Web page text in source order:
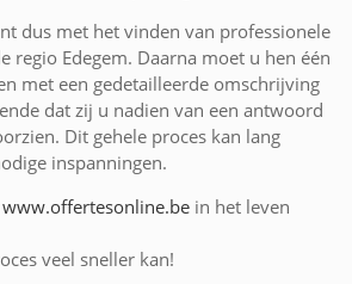
dus met het vinden van professionele
regio Edegem. Daarna moet u hen één
met een gedetailleerde omschrijving
dat zij u nadien van een antwoord
Dit gehele proces kan lang
inspanningen.
www.offertesonline.be in het leven
veel sneller kan!